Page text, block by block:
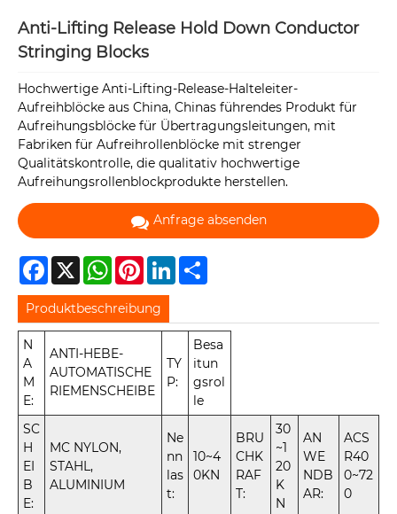
Anti-Lifting Release Hold Down Conductor
Stringing Blocks
Hochwertige Anti-Lifting-Release-Halteleiter-
Aufreihblöcke aus China, Chinas führendes Produkt für
Aufreihungsblöcke für Übertragungsleitungen, mit
Fabriken für Aufreihrollenblöcke mit strenger
Qualitätskontrolle, die qualitativ hochwertige
Aufreihungsrollenblockprodukte herstellen.
Anfrage absenden
Facebook
X WhatsAppPinterestLinkedIn
Produktbeschreibung
N
A
M
E:
ANTI-HEBE-
AUTOMATISCHE
RIEMENSCHEIBE
TY
P:
Besa
itun
gsrol
le
SC
H
EI
B
E:
MC NYLON,
STAHL,
ALUMINIUM
Ne
nn
las
t:
10~4
0KN
BRU
CHK
RAF
T:
30
~1
20
K
N
AN
WE
NDB
AR:
ACS
R40
0~72
0